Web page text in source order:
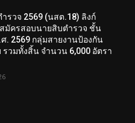
รวจ 2569 (นสต.18) ลิงก์
มัครสอบนายสิบตำรวจ ชั้น
. 2569 กลุ่มสายงานป้องกัน
รวมทั้งสิ้น จำนวน 6,000 อัตรา